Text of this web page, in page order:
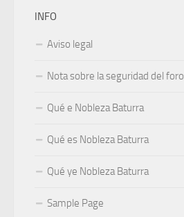
INFO
Aviso legal
Nota sobre la seguridad del foro
Qué e Nobleza Baturra
Qué es Nobleza Baturra
Qué ye Nobleza Baturra
Sample Page